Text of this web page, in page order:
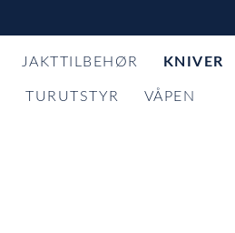
JAKTTILBEHØR KNIVER
TURUTSTYR VÅPEN